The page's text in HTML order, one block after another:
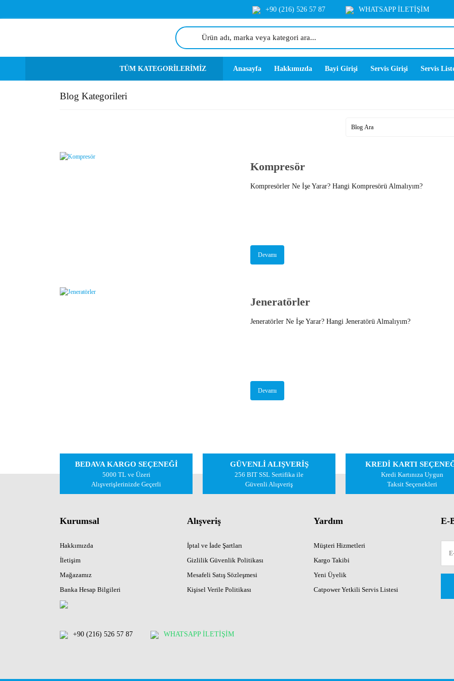
+90 (216) 526 57 87 WHATSAPP İLETİŞİM
TÜM KATEGORİLERİMİZ Anasayfa Hakkımızda Bayi Girişi Servis Girişi Servis
Blog Kategorileri
Kompresör
Kompresörler Ne İşe Yarar? Hangi Kompresörü Almalıyım?
Devamı
Jeneratörler
Jeneratörler Ne İşe Yarar? Hangi Jeneratörü Almalıyım?
Devamı
BEDAVA KARGO SEÇENEĞİ
5000 TL ve Üzeri
Alışverişlerinizde Geçerli
GÜVENLİ ALIŞVERİŞ
256 BIT SSL Sertifika ile
Güvenli Alışveriş
KREDİ KARTI
Kredi Kartınıza Uygun
Taksit Seçenekleri
Kurumsal
Hakkımızda
İletişim
Mağazamız
Banka Hesap Bilgileri
Alışveriş
İptal ve İade Şartları
Gizlilik Güvenlik Politikası
Mesafeli Satış Sözleşmesi
Kişisel Verile Politikası
Yardım
Müşteri Hizmetleri
Kargo Takibi
Yeni Üyelik
Catpower Yetkili Servis Listesi
+90 (216) 526 57 87 WHATSAPP İLETİŞİM
E-